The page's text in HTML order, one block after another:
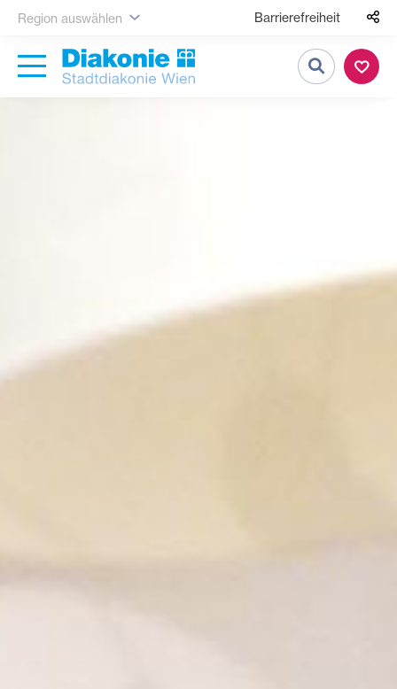
Region auswählen Barrierefreiheit
Suche